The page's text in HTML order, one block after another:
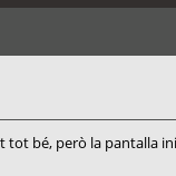
tot bé, però la pantalla